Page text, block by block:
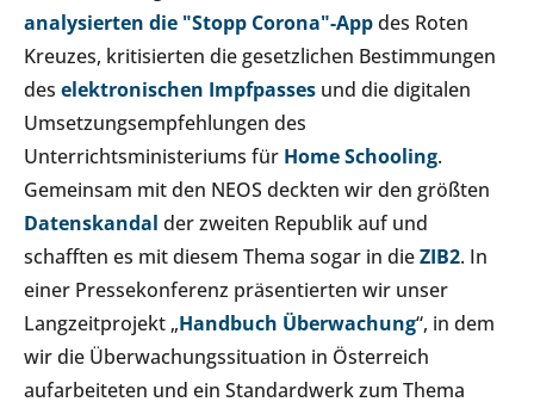
analysierten die "Stopp Corona"-Appdes Roten
Kreuzes, kritisierten die gesetzlichen Bestimmungen
des elektronischen Impfpasses und die digitalen
Umsetzungsempfehlungen des
Unterrichtsministeriums für Home Schooling.
Gemeinsam mit den NEOS deckten wir den größten
Datenskandal der zweiten Republik auf und
schafften es mit diesem Thema sogar in dieZIB2. In
einer Pressekonferenz präsentierten wir unser
Langzeitprojekt „Handbuch Überwachung“, in dem
wir die Überwachungssituation in Österreich
aufarbeiteten und ein Standardwerk zum Thema